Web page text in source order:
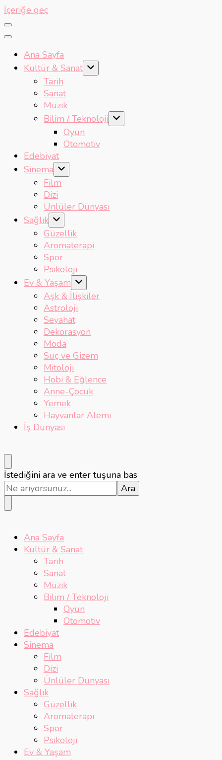
İçeriğe geç
Ana Sayfa
Kültür & Sanat
Tarih
Sanat
Müzik
Bilim / Teknoloji
Oyun
Otomotiv
Edebiyat
Sinema
Film
Dizi
Ünlüler Dünyası
Sağlık
Güzellik
Aromaterapi
Spor
Psikoloji
Ev & Yaşam
Aşk & İlişkiler
Astroloji
Seyahat
Dekorasyon
Moda
Suç ve Gizem
Mitoloji
Hobi & Eğlence
Anne-Çocuk
Yemek
Hayvanlar Alemi
İş Dünyası
Bir
şey
mi
arıyorsunuz?
İstediğini ara ve enter tuşuna bas
Ana Sayfa
Kültür & Sanat
Tarih
Sanat
Müzik
Bilim / Teknoloji
Oyun
Otomotiv
Edebiyat
Sinema
Film
Dizi
Ünlüler Dünyası
Sağlık
Güzellik
Aromaterapi
Spor
Psikoloji
Ev & Yaşam